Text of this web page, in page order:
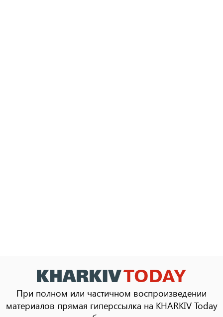
При полном или частичном воспроизведении
материалов прямая гиперссылка на KHARKIV Today